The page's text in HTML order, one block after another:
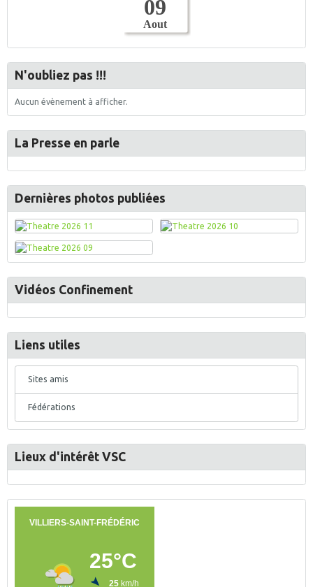
N'oubliez pas !!!
Aucun évènement à afficher.
La Presse en parle
Dernières photos publiées
Vidéos Confinement
Liens utiles
Sites amis
Fédérations
Lieux d'intérêt VSC